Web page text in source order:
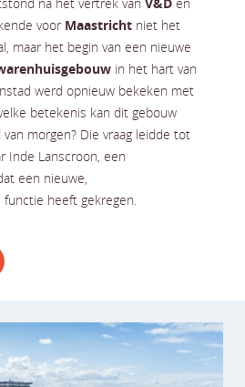
voor Maastricht niet het
maar het begin van een nieuwe
in het hart van
werd opnieuw bekeken met
betekenis kan dit gebouw
morgen? Die vraag leidde tot
Inde Lanscroon, een
een nieuwe,
heeft gekregen.